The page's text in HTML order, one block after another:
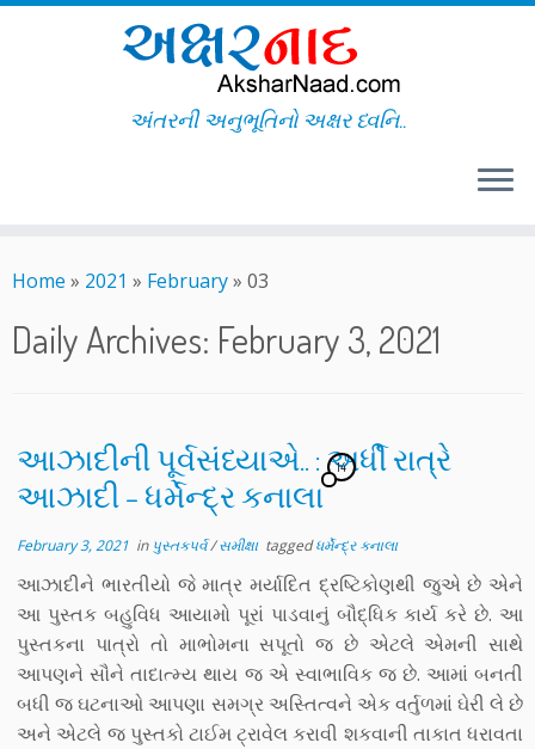
to
અંતરની અનુભૂતિનો અક્ષર ધ્વનિ..
Home » 2021 » February» 03
Daily Archives: February 3, 2021
આઝાદીની પૂર્વસંધ્યાએ.. : અર્ધી રાત્રે
આઝાદી – ધર્મેન્દ્ર કનાલા
14
February 3, 2021 in પુસ્તકપર્વ/સમીક્ષા taggedધર્મેન્દ્ર કનાલા
આઝાદીને ભારતીયો જે માત્ર મર્યાદિત દ્રષ્ટિકોણથી જુએ છે એને
આ પુસ્તક બહુવિધ આયામો પૂરાં પાડવાનું બૌદ્ધિક કાર્ય કરે છે. આ
પુસ્તકના પાત્રો તો માભોમના સપૂતો જ છે એટલે એમની સાથે
આપણને સૌને તાદાત્મ્ય થાય જ એ સ્વાભાવિક જ છે. આમાં બનતી
બધી જ ઘટનાઓ આપણા સમગ્ર અસ્તિત્વને એક વર્તુળમાં ઘેરી લે છે
અને એટલે જ પુસ્તકો ટાઈમ ટ્રાવેલ કરાવી શકવાની તાકાત ધરાવતા